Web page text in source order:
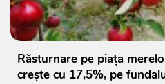
Răsturnare pe piața
crește cu 17,5%, pe